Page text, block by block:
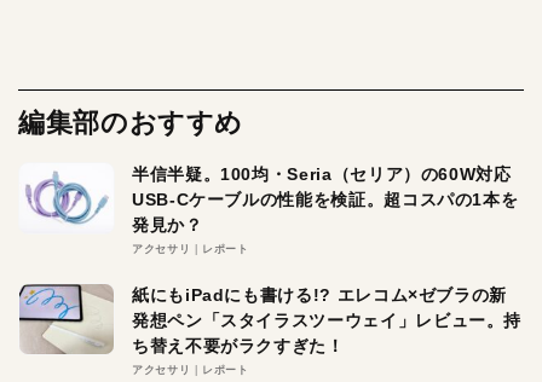
編集部のおすすめ
半信半疑。100均・Seria（セリア）の60W対応
USB-Cケーブルの性能を検証。超コスパの1本を
発見か？
アクセサリ レポート
紙にもiPadにも書ける!? エレコム×ゼブラの新
発想ペン「スタイラスツーウェイ」レビュー。持
ち替え不要がラクすぎた！
アクセサリ レポート